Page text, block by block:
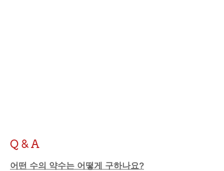
Q & A
어떤 수의 약수는 어떻게 구하나요?